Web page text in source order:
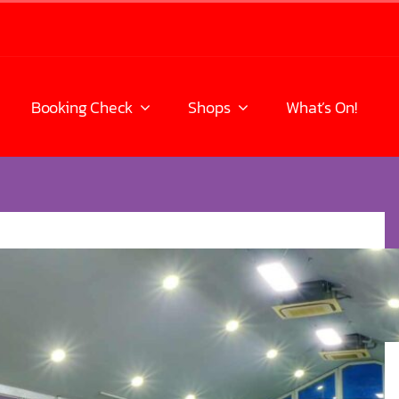
Booking Check Shops What’s On!